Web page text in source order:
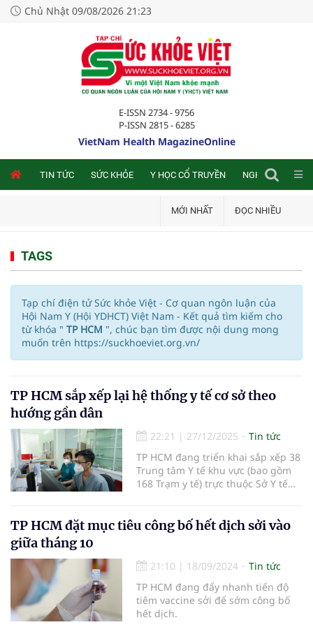
Chủ Nhật 09/08/2026 21:23
E-ISSN 2734 - 9756
P-ISSN 2815 - 6285
VietNam Health MagazineOnline
TIN TỨC SỨC KHỎE Y HỌC CỔ TRUYỀN NGHIÊN CỨU
MỚI NHẤT ĐỌC NHIỀU
TAGS
Tạp chí điện tử Sức khỏe Việt - Cơ quan ngôn luận của
Hội Nam Y (Hội YDHCT) Việt Nam - Kết quả tìm kiếm cho
từ khóa " TP HCM ", chúc bạn tìm được nội dung mong
muốn trên https://suckhoeviet.org.vn/
TP HCM sắp xếp lại hệ thống y tế cơ sở theo
hướng gần dân
22:21 | 27/12/2025
Tin tức
TP HCM đang triển khai sắp xếp 38
Trung tâm Y tế khu vực (bao gồm
168 Trạm y tế) trực thuộc Sở Y tế
TP HCM đặt mục tiêu công bố hết dịch sởi vào
giữa tháng 10
21:10 | 18/09/2024
Tin tức
TP HCM đang đẩy nhanh tiến độ
tiêm vaccine sởi để sớm công bố
hết dịch.